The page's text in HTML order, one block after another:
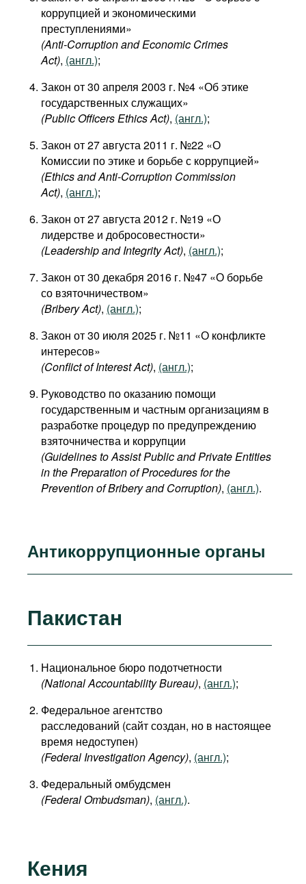
коррупцией и экономическими
преступлениями»
(Anti-Corruption and Economic Crimes
Act), (англ.);
Закон от 30 апреля 2003 г. №4 «Об этике
государственных служащих»
(Public Officers Ethics Act), (англ.);
Закон от 27 августа 2011 г. №22 «О
Комиссии по этике и борьбе с коррупцией»
(Ethics and Anti-Corruption Commission
Act), (англ.);
Закон от 27 августа 2012 г. №19 «О
лидерстве и добросовестности»
(Leadership and Integrity Act), (англ.);
Закон от 30 декабря 2016 г. №47 «О борьбе
со взяточничеством»
(Bribery Act), (англ.);
Закон от 30 июля 2025 г. №11 «О конфликте
интересов»
(Conflict of Interest Act), (англ.);
Руководство по оказанию помощи
государственным и частным организациям в
разработке процедур по предупреждению
взяточничества и коррупции
(Guidelines to Assist Public and Private Entities
in the Preparation of Procedures for the
Prevention of Bribery and Corruption), (англ.).
Антикоррупционные органы
Пакистан
Национальное бюро подотчетности
(NationalAccountabilityBureau), (англ.);
Федеральное агентство
расследований (сайт создан, но в настоящее
время недоступен)
(Federal Investigation Agency), (англ.);
Федеральный омбудсмен
(Federal Ombudsman), (англ.).
Кения